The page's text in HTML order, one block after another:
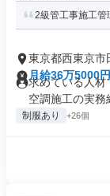
2級管工事施工管
東京都西東京市
月給36万5000
求めている人材
空調施工の実務
制服あり +26個